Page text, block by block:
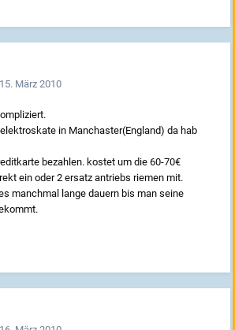
15. März 2010
in Manchaster(England) da hab
bezahlen. kostet um die 60-70€
ein oder 2 ersatz antriebs riemen mit.
manchmal lange dauern bis man seine